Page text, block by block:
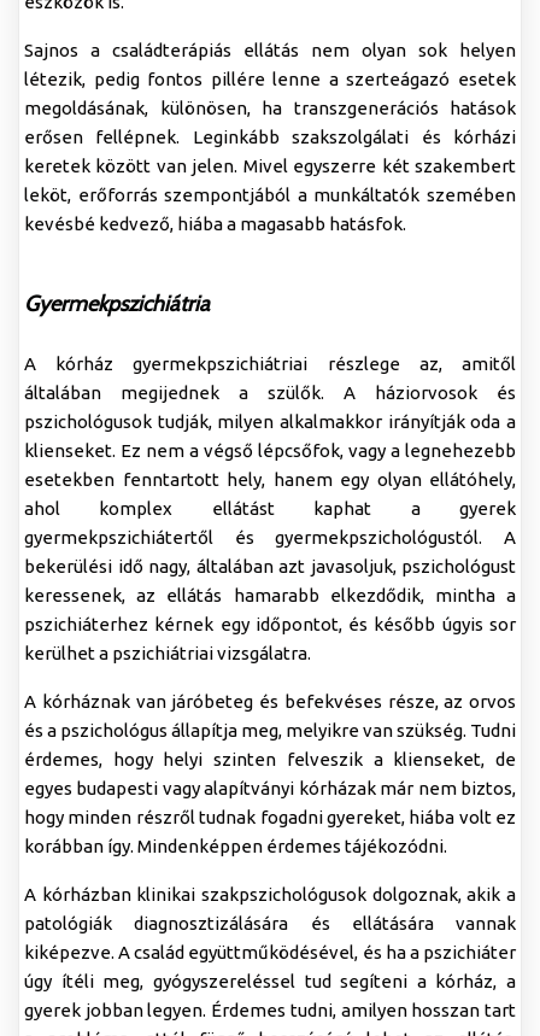
Sajnos a családterápiás ellátás nem olyan sok helyen
létezik, pedig fontos pillére lenne a szerteágazó esetek
megoldásának, különösen, ha transzgenerációs hatások
erősen fellépnek. Leginkább szakszolgálati és kórházi
keretek között van jelen. Mivel egyszerre két szakembert
leköt, erőforrás szempontjából a munkáltatók szemében
kevésbé kedvező, hiába a magasabb hatásfok.
Gyermekpszichiátria
A kórház gyermekpszichiátriai részlege az, amitől
általában megijednek a szülők. A háziorvosok és
pszichológusok tudják, milyen alkalmakkor irányítják oda a
klienseket. Ez nem a végső lépcsőfok, vagy a legnehezebb
esetekben fenntartott hely, hanem egy olyan ellátóhely,
ahol komplex ellátást kaphat a gyerek
gyermekpszichiátertől és gyermekpszichológustól. A
bekerülési idő nagy, általában azt javasoljuk, pszichológust
keressenek, az ellátás hamarabb elkezdődik, mintha a
pszichiáterhez kérnek egy időpontot, és később úgyis sor
kerülhet a pszichiátriai vizsgálatra.
A kórháznak van járóbeteg és befekvéses része, az orvos
és a pszichológus állapítja meg, melyikre van szükség. Tudni
érdemes, hogy helyi szinten felveszik a klienseket, de
egyes budapesti vagy alapítványi kórházak már nem biztos,
hogy minden részről tudnak fogadni gyereket, hiába volt ez
korábban így. Mindenképpen érdemes tájékozódni.
A kórházban klinikai szakpszichológusok dolgoznak, akik a
patológiák diagnosztizálására és ellátására vannak
kiképezve. A család együttműködésével, és ha a pszichiáter
úgy ítéli meg, gyógyszereléssel tud segíteni a kórház, a
gyerek jobban legyen. Érdemes tudni, amilyen hosszan tart